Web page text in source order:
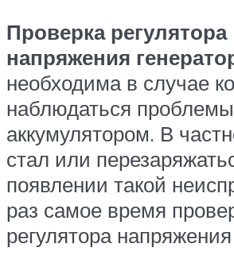
Проверка регулятора
напряжения
необходима в случае
наблюдаться
аккумулятором. В
стал или
появлении такой
раз самое время
регулятора